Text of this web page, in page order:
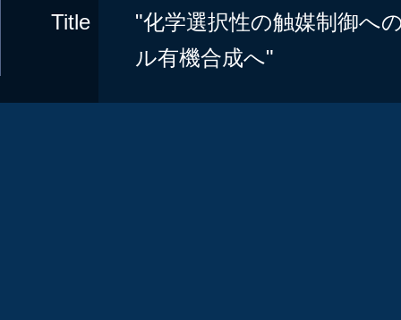
Title
"化学選択性の触媒制御へ
ル有機合成へ"